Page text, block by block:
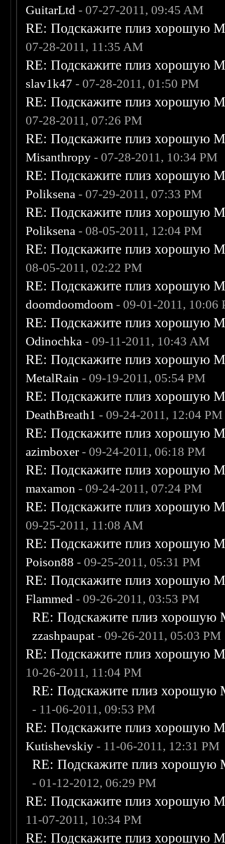
GuitarLtd - 07-27-2011, 09:45 AM
RE: Подскажите плиз хорошую
07-28-2011, 11:35 AM
RE: Подскажите плиз хорошую
slav1k47 - 07-28-2011, 01:50 PM
RE: Подскажите плиз хорошую
07-28-2011, 07:26 PM
RE: Подскажите плиз хорошую
Misanthropy - 07-28-2011, 10:34 PM
RE: Подскажите плиз хорошую
Poliksena - 07-29-2011, 07:33 PM
RE: Подскажите плиз хорошую
Poliksena - 08-05-2011, 12:04 PM
RE: Подскажите плиз хорошую
08-05-2011, 02:22 PM
RE: Подскажите плиз хорошую
doomdoomdoom - 09-01-2011, 10:06
RE: Подскажите плиз хорошую
Odinochka - 09-11-2011, 10:43 AM
RE: Подскажите плиз хорошую
MetalRain - 09-19-2011, 05:54 PM
RE: Подскажите плиз хорошую
DeathBreath1 - 09-24-2011, 12:04 PM
RE: Подскажите плиз хорошую
azimboxer- 09-24-2011, 06:18 PM
RE: Подскажите плиз хорошую
maxamon - 09-24-2011, 07:24 PM
RE: Подскажите плиз хорошую
09-25-2011, 11:08 AM
RE: Подскажите плиз хорошую
Poison88 - 09-25-2011, 05:31 PM
RE: Подскажите плиз хорошую
Flammed - 09-26-2011, 03:53 PM
RE: Подскажите плиз хорошую
zzashpaupat - 09-26-2011, 05:03 PM
RE: Подскажите плиз хорошую
10-26-2011, 11:04 PM
RE: Подскажите плиз хорошую
- 11-06-2011, 09:53 PM
RE: Подскажите плиз хорошую
Kutishevskiy - 11-06-2011, 12:31 PM
RE: Подскажите плиз хорошую
- 01-12-2012, 06:29 PM
RE: Подскажите плиз хорошую
11-07-2011, 10:34 PM
RE: Подскажите плиз хорошую